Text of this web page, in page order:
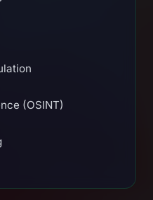
(OSINT)